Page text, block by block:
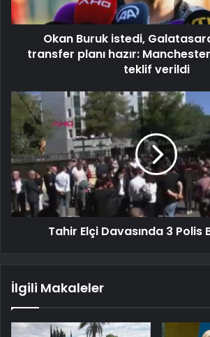
Okan Buruk istedi,
transfer planı hazır:
teklif verildi
Tahir Elçi Davasında 3 Polis
İlgili Makaleler